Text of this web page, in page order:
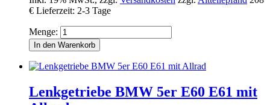
€ Lieferzeit: 2-3 Tage
Menge:
In den Warenkorb
Lenkgetriebe BMW 5er E60 E61 mit